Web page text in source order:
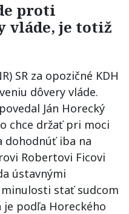
proti
vláde, je totiž
SR za opozičné KDH
dôvery vláde.
Ján Horecký
chce držať pri moci
dohodnúť iba na
Robertovi Ficovi
ústavnými
stať sudcom
je podľa Horeckého